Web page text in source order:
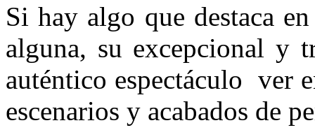
Si hay algo que destaca
alguna, su excepcional y
auténtico espectáculo ver
escenarios y acabados de